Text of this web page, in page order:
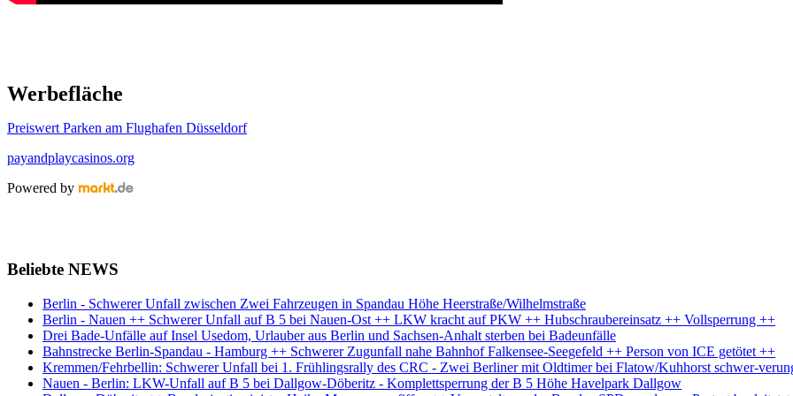
Werbefläche
Preiswert Parken am Flughafen Düsseldorf
payandplaycasinos.org
Powered by
Beliebte NEWS
Berlin - Schwerer Unfall zwischen Zwei Fahrzeugen in Spandau Höhe Heerstraße/Wilhelmstraße
Berlin - Nauen ++ Schwerer Unfall auf B 5 bei Nauen-Ost ++ LKW kracht auf PKW ++ Hubschraubereinsatz ++ Vollsperrung ++
Drei Bade-Unfälle auf Insel Usedom, Urlauber aus Berlin und Sachsen-Anhalt sterben bei Badeunfälle
Bahnstrecke Berlin-Spandau - Hamburg ++ Schwerer Zugunfall nahe Bahnhof Falkensee-Seegefeld ++ Person von ICE getötet ++
Kremmen/Fehrbellin: Schwerer Unfall bei 1. Frühlingsrally des CRC - Zwei Berliner mit Oldtimer bei Flatow/Kuhhorst schwer-
Nauen - Berlin: LKW-Unfall auf B 5 bei Dallgow-Döberitz - Komplettsperrung der B 5 Höhe Havelpark Dallgow